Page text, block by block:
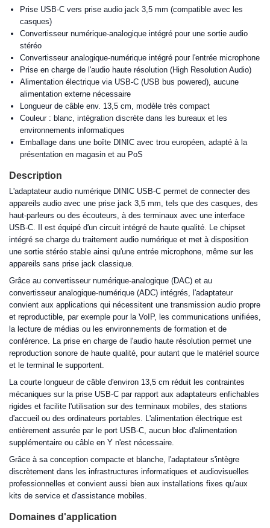
Prise USB-C vers prise audio jack 3,5 mm (compatible avec les
casques)
Convertisseur numérique-analogique intégré pour une sortie audio
stéréo
Convertisseur analogique-numérique intégré pour l'entrée microphone
Prise en charge de l'audio haute résolution (High Resolution Audio)
Alimentation électrique via USB-C (USB bus powered), aucune
alimentation externe nécessaire
Longueur de câble env. 13,5 cm, modèle très compact
Couleur : blanc, intégration discrète dans les bureaux et les
environnements informatiques
Emballage dans une boîte DINIC avec trou européen, adapté à la
présentation en magasin et au PoS
Description
L'adaptateur audio numérique DINIC USB-C permet de connecter des
appareils audio avec une prise jack 3,5 mm, tels que des casques, des
haut-parleurs ou des écouteurs, à des terminaux avec une interface
USB-C. Il est équipé d'un circuit intégré de haute qualité. Le chipset
intégré se charge du traitement audio numérique et met à disposition
une sortie stéréo stable ainsi qu'une entrée microphone, même sur les
appareils sans prise jack classique.
Grâce au convertisseur numérique-analogique (DAC) et au
convertisseur analogique-numérique (ADC) intégrés, l'adaptateur
convient aux applications qui nécessitent une transmission audio propre
et reproductible, par exemple pour la VoIP, les communications unifiées,
la lecture de médias ou les environnements de formation et de
conférence. La prise en charge de l'audio haute résolution permet une
reproduction sonore de haute qualité, pour autant que le matériel source
et le terminal le supportent.
La courte longueur de câble d'environ 13,5 cm réduit les contraintes
mécaniques sur la prise USB-C par rapport aux adaptateurs enfichables
rigides et facilite l'utilisation sur des terminaux mobiles, des stations
d'accueil ou des ordinateurs portables. L'alimentation électrique est
entièrement assurée par le port USB-C, aucun bloc d'alimentation
supplémentaire ou câble en Y n'est nécessaire.
Grâce à sa conception compacte et blanche, l'adaptateur s'intègre
discrètement dans les infrastructures informatiques et audiovisuelles
professionnelles et convient aussi bien aux installations fixes qu'aux
kits de service et d'assistance mobiles.
Domaines d'application